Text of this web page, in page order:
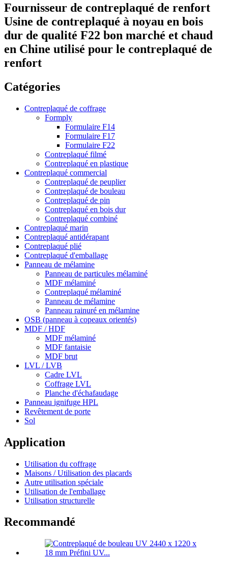
Fournisseur de contreplaqué de renfort
Usine de contreplaqué à noyau en bois
dur de qualité F22 bon marché et chaud
en Chine utilisé pour le contreplaqué de
renfort
Catégories
Contreplaqué de coffrage
Formply
Formulaire F14
Formulaire F17
Formulaire F22
Contreplaqué filmé
Contreplaqué en plastique
Contreplaqué commercial
Contreplaqué de peuplier
Contreplaqué de bouleau
Contreplaqué de pin
Contreplaqué en bois dur
Contreplaqué combiné
Contreplaqué marin
Contreplaqué antidérapant
Contreplaqué plié
Contreplaqué d'emballage
Panneau de mélamine
Panneau de particules mélaminé
MDF mélaminé
Contreplaqué mélaminé
Panneau de mélamine
Panneau rainuré en mélamine
OSB (panneau à copeaux orientés)
MDF / HDF
MDF mélaminé
MDF fantaisie
MDF brut
LVL / LVB
Cadre LVL
Coffrage LVL
Planche d'échafaudage
Panneau ignifuge HPL
Revêtement de porte
Sol
Application
Utilisation du coffrage
Maisons / Utilisation des placards
Autre utilisation spéciale
Utilisation de l'emballage
Utilisation structurelle
Recommandé